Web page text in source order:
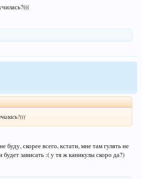
буду, скорее всего, кстати, мне там гулять не
зависать :( у тя ж каникулы скоро да?)